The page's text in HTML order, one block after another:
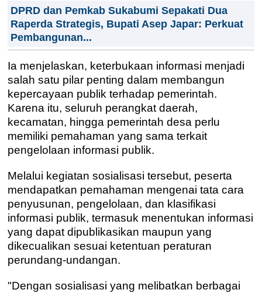
DPRD dan Pemkab Sukabumi Sepakati Dua
Raperda Strategis, Bupati Asep Japar: Perkuat
Pembangunan...
Ia menjelaskan, keterbukaan informasi menjadi
salah satu pilar penting dalam membangun
kepercayaan publik terhadap pemerintah.
Karena itu, seluruh perangkat daerah,
kecamatan, hingga pemerintah desa perlu
memiliki pemahaman yang sama terkait
pengelolaan informasi publik.
Melalui kegiatan sosialisasi tersebut, peserta
mendapatkan pemahaman mengenai tata cara
penyusunan, pengelolaan, dan klasifikasi
informasi publik, termasuk menentukan informasi
yang dapat dipublikasikan maupun yang
dikecualikan sesuai ketentuan peraturan
perundang-undangan.
"Dengan sosialisasi yang melibatkan berbagai